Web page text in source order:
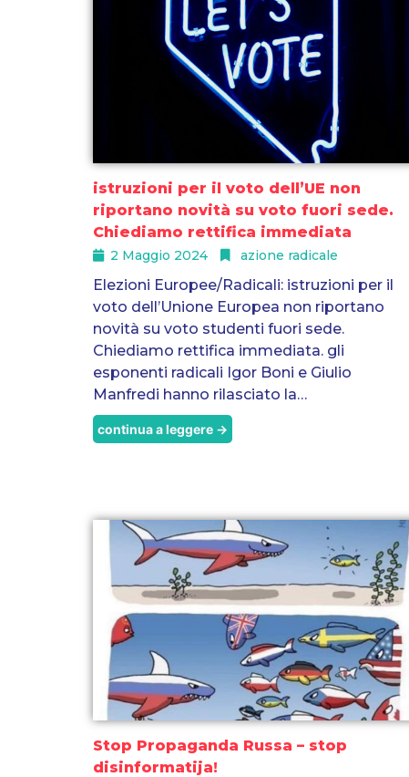
istruzioni per il voto dell’UE non
riportano novità su voto fuori sede.
Chiediamo rettifica immediata
2 Maggio 2024 azione radicale
Elezioni Europee/Radicali: istruzioni per il
voto dell’Unione Europea non riportano
novità su voto studenti fuori sede.
Chiediamo rettifica immediata. gli
esponenti radicali Igor Boni e Giulio
Manfredi hanno rilasciato la…
continua a leggere →
Stop Propaganda Russa – stop
disinformatija!